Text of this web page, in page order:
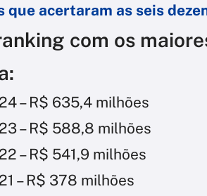
que acertaram as seis
com os
– R$ 635,4 milhões
– R$ 588,8 milhões
– R$ 541,9 milhões
– R$ 378 milhões